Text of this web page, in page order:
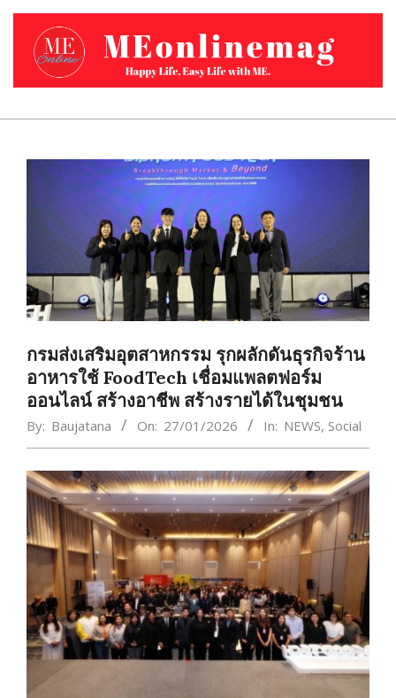
Skip
content
Primary
กรมส่งเสริมอุตสาหกรรม รุกผลักดันธุรกิจร้าน
อาหารใช้ FoodTech เชื่อมแพลตฟอร์ม
ออนไลน์ สร้างอาชีพ สร้างรายได้ในชุมชน
By: Baujatana On: 27/01/2026 In: NEWS, Social